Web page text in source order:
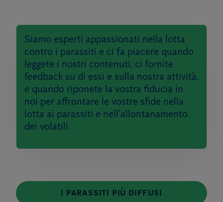
Siamo esperti appassionati nella lotta
contro i parassiti e ci fa piacere quando
leggete i nostri contenuti, ci fornite
feedback su di essi e sulla nostra attività,
e quando riponete la vostra fiducia in
noi per affrontare le vostre sfide nella
lotta ai parassiti e nell'allontanamento
dei volatili.
I PARASSITI PIÙ DIFFUSI